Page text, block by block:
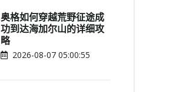
奥格如何穿越荒野征途成
功到达海加尔山的详细攻
略
2026-08-07 05:00:55